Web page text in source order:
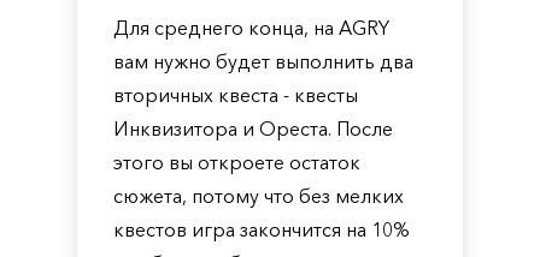
Для среднего конца, на AGRY
вам нужно будет выполнить два
вторичных квеста - квесты
Инквизитора и Ореста. После
этого вы откроете остаток
сюжета, потому что без мелких
квестов игра закончится на 10%